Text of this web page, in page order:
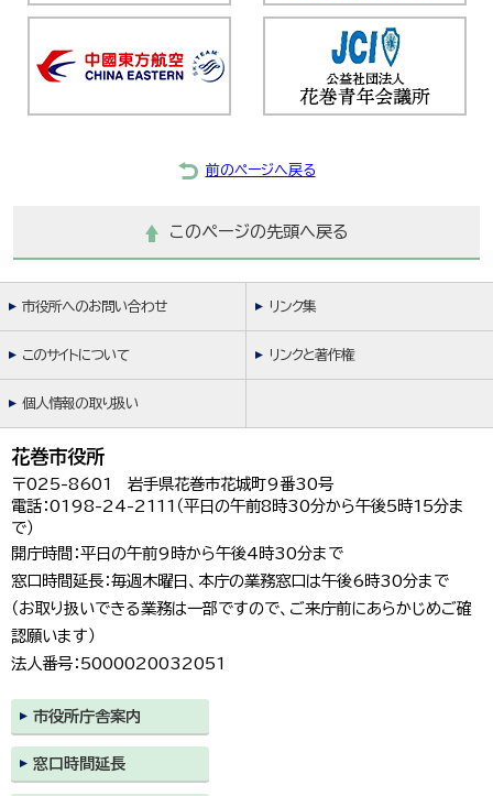
前のページへ戻る
このページの先頭へ戻る
市役所へのお問い合わせ リンク集
このサイトについて リンクと著作権
個人情報の取り扱い
花巻市役所
〒025-8601 岩手県花巻市花城町9番30号
電話：0198-24-2111（平日の午前8時30分から午後5時15分ま
で）
開庁時間：平日の午前9時から午後4時30分まで
窓口時間延長：毎週木曜日、本庁の業務窓口は午後6時30分まで
（お取り扱いできる業務は一部ですので、ご来庁前にあらかじめご確
認願います）
法人番号：5000020032051
市役所庁舎案内
窓口時間延長